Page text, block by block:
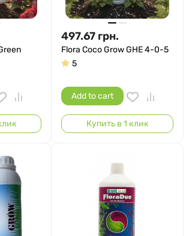
497.67 грн.
Flora Coco Grow GHE 4-0-5
5
Add to cart
Купить в 1 клик